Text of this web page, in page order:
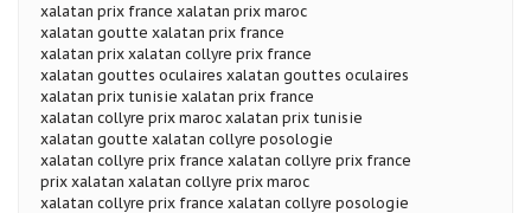
xalatan prix france xalatan prix maroc
xalatan goutte xalatan prix france
xalatan prix xalatan collyre prix france
xalatan gouttes oculaires xalatan gouttes oculaires
xalatan prix tunisie xalatan prix france
xalatan collyre prix maroc xalatan prix tunisie
xalatan goutte xalatan collyre posologie
xalatan collyre prix france xalatan collyre prix france
prix xalatan xalatan collyre prix maroc
xalatan collyre prix france xalatan collyre posologie